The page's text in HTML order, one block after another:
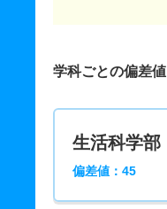
学科ごとの偏差
生活科学部
偏差値：45